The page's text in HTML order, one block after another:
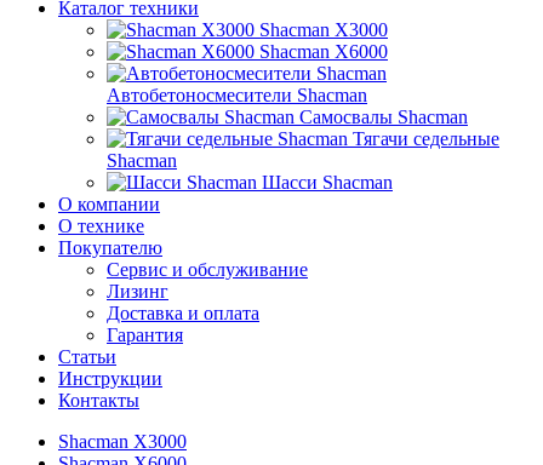
Каталог техники
Shacman X3000
Shacman X6000
Автобетоносмесители Shacman
Самосвалы Shacman
Тягачи седельные
Shacman
Шасси Shacman
О компании
О технике
Покупателю
Сервис и обслуживание
Лизинг
Доставка и оплата
Гарантия
Статьи
Инструкции
Контакты
Shacman X3000